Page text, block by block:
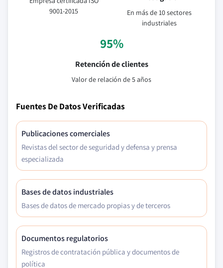
9001-2015
En más de 10 sectores
industriales
95%
Retención de clientes
Valor de relación de 5 años
Fuentes De Datos Verificadas
Publicaciones comerciales
Revistas del sector de seguridad y defensa y prensa
especializada
Bases de datos industriales
Bases de datos de mercado propias y de terceros
Documentos regulatorios
Registros de contratación pública y documentos de
política